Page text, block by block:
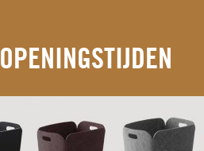
OPENINGSTIJDEN